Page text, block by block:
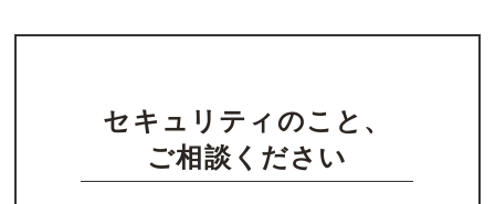
セキュリティのこと、
ご相談ください